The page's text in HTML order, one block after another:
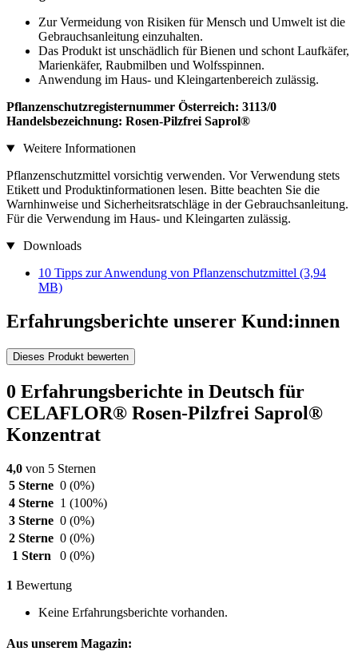
Zur Vermeidung von Risiken für Mensch und Umwelt ist die
Gebrauchsanleitung einzuhalten.
Das Produkt ist unschädlich für Bienen und schont Laufkäfer,
Marienkäfer, Raubmilben und Wolfsspinnen.
Anwendung im Haus- und Kleingartenbereich zulässig.
Pflanzenschutzregisternummer Österreich: 3113/0
Handelsbezeichnung: Rosen-Pilzfrei Saprol®
Weitere Informationen
Pflanzenschutzmittel vorsichtig verwenden. Vor Verwendung stets
Etikett und Produktinformationen lesen. Bitte beachten Sie die
Warnhinweise und Sicherheitsratschläge in der Gebrauchsanleitung.
Für die Verwendung im Haus- und Kleingarten zulässig.​
Downloads
10 Tipps zur Anwendung von Pflanzenschutzmittel (3,94
MB)
Erfahrungsberichte unserer Kund:innen
Dieses Produkt bewerten
0 Erfahrungsberichte in Deutsch für
CELAFLOR® Rosen-Pilzfrei Saprol®
Konzentrat
4,0 von 5 Sternen
5 Sterne 0 (0%)
4 Sterne 1 (100%)
3 Sterne 0 (0%)
2 Sterne 0 (0%)
1 Stern
0 (0%)
1 Bewertung
Keine Erfahrungsberichte vorhanden.
Aus unserem Magazin: